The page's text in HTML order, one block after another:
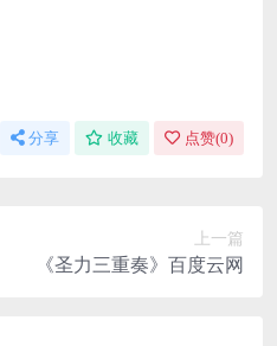
分享 收藏 点赞(0)
上一篇
《圣力三重奏》百度云网